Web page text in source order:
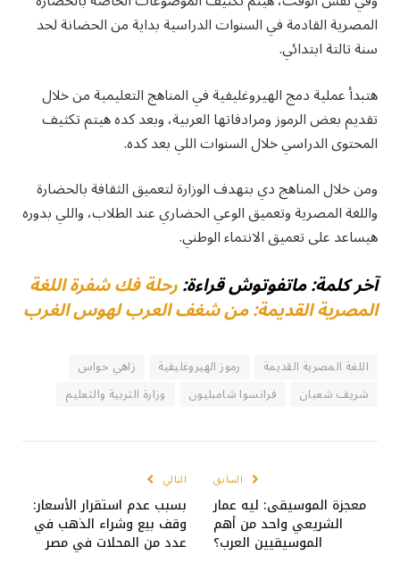
المصرية القادمة في السنوات الدراسية بداية من الحضانة لحد
سنة تالتة ابتدائي.
هتبدأ عملية دمج الهيروغليفية في المناهج التعليمية من خلال
تقديم بعض الرموز ومرادفاتها العربية، وبعد كده هيتم تكثيف
المحتوى الدراسي خلال السنوات اللي بعد كده.
ومن خلال المناهج دي بتهدف الوزارة لتعميق الثقافة بالحضارة
واللغة المصرية وتعميق الوعي الحضاري عند الطلاب، واللي بدوره
هيساعد على تعميق الانتماء الوطني.
آخر كلمة: ماتفوتوش قراءة:رحلة فك شفرة اللغة
المصرية القديمة: من شغف العرب لهوس الغرب
اللغة المصرية القديمة رموز الهيروغليفية
زاهي حواس
شريف شعبان
فرانسوا شامبليون وزارة التربية والتعليم
السابق
معجزة الموسيقى: ليه عمار
الشريعي واحد من أهم
الموسيقيين العرب؟
التالي
بسبب عدم استقرار الأسعار:
وقف بيع وشراء الذهب في
عدد من المحلات في مصر